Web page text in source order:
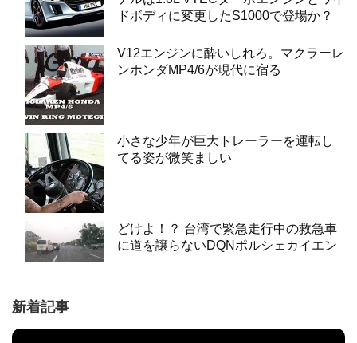
ドボディに変更したS1000で登場か？
V12エンジンに酔いしれろ。マクラーレ
ンホンダMP4/6が現代に宿る
小さな少年が巨大トレーラーを運転し
てる姿が微笑ましい
どけよ！？ 台湾で緊急走行中の救急車
に道を譲らないDQNポルシェカイエン
新着記事